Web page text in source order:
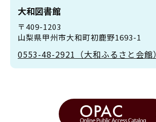
大和図書館
〒409-1203
山梨県甲州市大和町初鹿野1693-1
0553-48-2921（大和ふるさと会館）